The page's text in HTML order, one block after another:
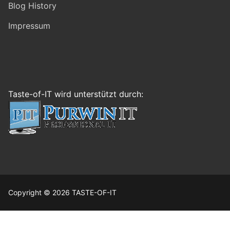
Blog History
Impressum
Taste-of-IT wird unterstützt durch:
Copyright © 2026 TASTE-OF-IT